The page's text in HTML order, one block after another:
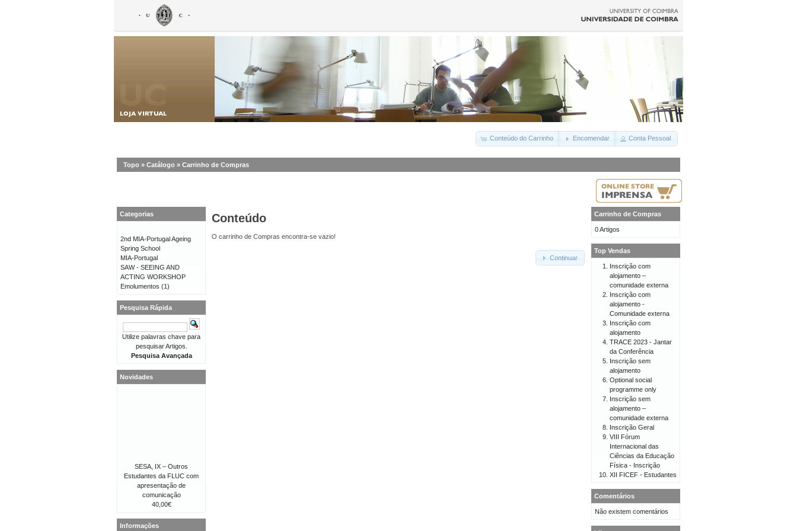
Conteúdo do Carrinho Encomendar Conta Pessoal
Topo » Catálogo » Carrinho de Compras
Conteúdo
O carrinho de Compras encontra-se vazio!
Continuar
Categorias
2nd MIA-Portugal Ageing
Spring School
MIA-Portugal
SAW - SEEING AND
ACTING WORKSHOP
Emolumentos (1)
Pesquisa Rápida
Utilize palavras chave para
pesquisar Artigos.
Pesquisa Avançada
Novidades
SESA, IX – Outros
Estudantes da FLUC com
apresentação de
comunicação
40,00€
Informações
Carrinho de Compras
0 Artigos
Top Vendas
Inscrição com
alojamento –
comunidade externa
Inscrição com
alojamento -
Comunidade externa
Inscrição com
alojamento
TRACE 2023 - Jantar
da Conferência
Inscrição sem
alojamento
Optional social
programme only
Inscrição sem
alojamento –
comunidade externa
Inscrição Geral
VIII Fórum
Internacional das
Ciências da Educação
Física - Inscrição
XII FICEF - Estudantes
Comentários
Não existem comentários